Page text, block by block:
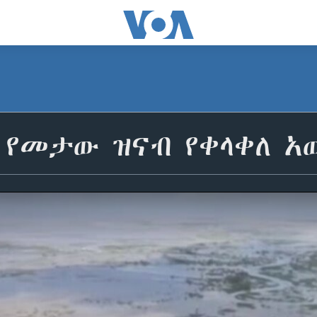
ዝናብ የቀላቀለ